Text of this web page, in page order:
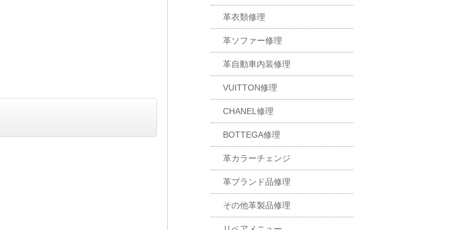
革衣類修理
革ソファー修理
革自動車内装修理
VUITTON修理
CHANEL修理
BOTTEGA修理
革カラーチェンジ
革ブランド品修理
その他革製品修理